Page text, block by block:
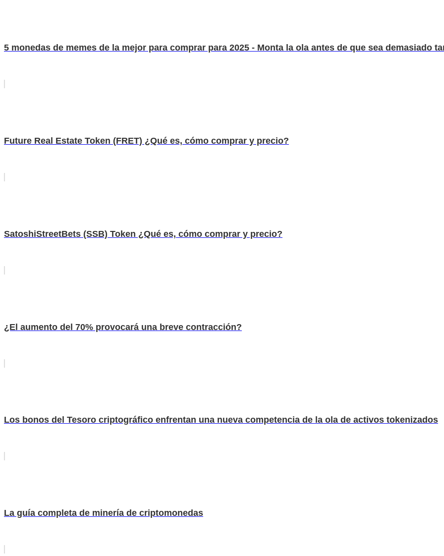
5 monedas de memes de la mejor para comprar para 2025 - Monta la ola antes de que sea demasiado
Future Real Estate Token (FRET) ¿Qué es, cómo comprar y precio?
SatoshiStreetBets (SSB) Token ¿Qué es, cómo comprar y precio?
¿El aumento del 70% provocará una breve contracción?
Los bonos del Tesoro criptográfico enfrentan una nueva competencia de la ola de activos tokenizados
La guía completa de minería de criptomonedas